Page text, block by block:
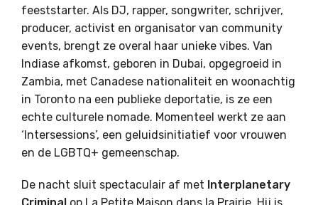
feeststarter. Als DJ, rapper, songwriter, schrijver,
producer, activist en organisator van community
events, brengt ze overal haar unieke vibes. Van
Indiase afkomst, geboren in Dubai, opgegroeid in
Zambia, met Canadese nationaliteit en woonachtig
in Toronto na een publieke deportatie, is ze een
echte culturele nomade. Momenteel werkt ze aan
‘Intersessions’, een geluidsinitiatief voor vrouwen
en de LGBTQ+ gemeenschap.
De nacht sluit spectaculair af met Interplanetary
Criminal op La Petite Maison dans la Prairie. Hij is